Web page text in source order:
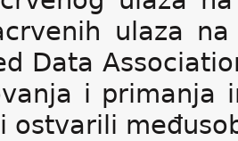
ulaza
Data
i primanja
ostvarili